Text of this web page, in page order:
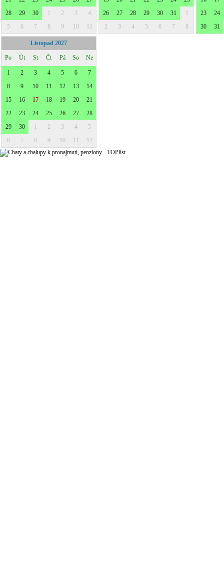
28
29 30 1 2 3
4
5
6 7 8 9 10 11
26
27 28 29 30 31
1
2
3 4 5 6 7 8
23
24
30
31
Listopad 2027
Po Út St Čt Pá So Ne
1 2 3 4 5 6
7
8
9 10 11 12 13
14
15
16 17 18 19 20
21
22
23 24 25 26 27
28
29
30 1 2 3 4
5
6
7 8 9 10 11 12